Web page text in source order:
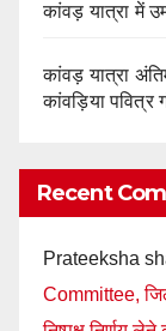
कांवड़ यात्रा में
कांवड़ यात्रा
कांवड़िया पवित्र
Recent
Prateeksha
Committee,